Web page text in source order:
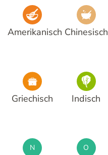
Amerikanisch Chinesisch
Griechisch Indisch
N O